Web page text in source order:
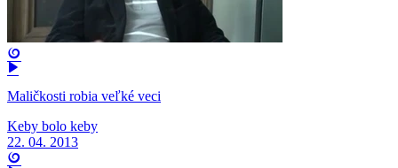
Maličkosti robia veľké veci
Keby bolo keby
22. 04. 2013